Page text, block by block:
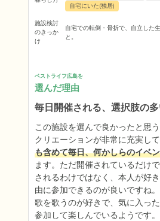
自宅にいた(独居)
施設検討
のきっか
け
自宅での転倒・骨折で、自立した
と。
ベストライフ広島を
選んだ理由
毎日開催される、選択肢の
この施設を選んで良かったと思
クリエーションが非常に充実して
も含めて毎日、何かしらのイベ
ます。ただ開催されているだけ
されるわけではなく、本人が好
由に参加できるのが良いですね
歌を歌うのが好きで、気に入っ
参加して楽しんでいるようです